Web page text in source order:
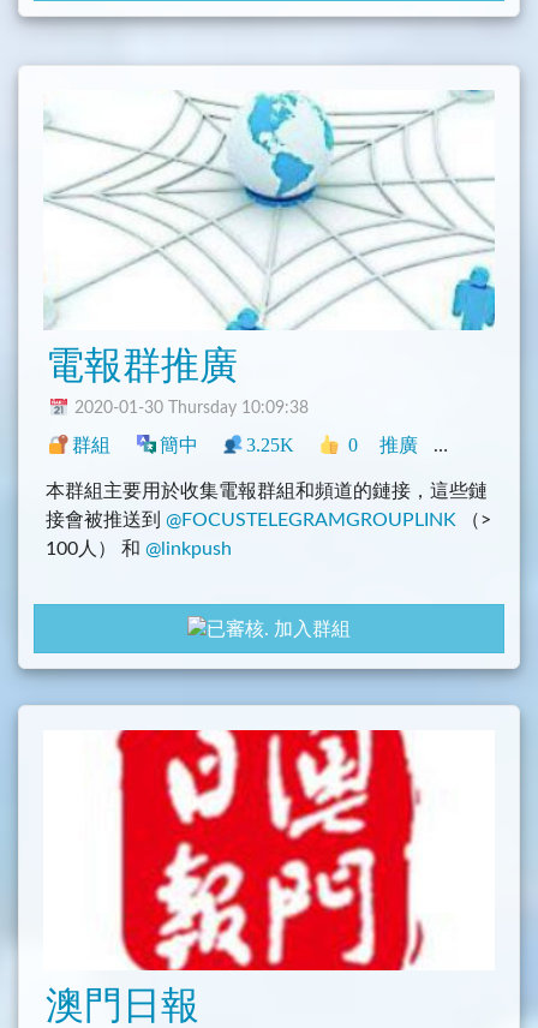
血和腳踏實地的心。
電報群推廣
2020-01-30 Thursday 10:09:38
群組 簡中 3.25K 0 推廣 中文圈
本群組主要用於收集電報群組和頻道的鏈接，這些鏈
接會被推送到 @FOCUSTELEGRAMGROUPLINK （>
100人） 和 @linkpush
加入群組
澳門日報